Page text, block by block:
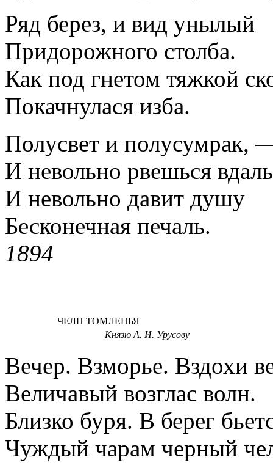
Ряд берез, и вид унылый
Придорожного столба.
Как под гнетом тяжкой
Покачнулася изба.
Полусвет и полусумрак,
И невольно рвешься
И невольно давит душу
Бесконечная печаль.
1894
ЧЕЛН ТОМЛЕНЬЯ
Князю А. И. Урусову
Вечер. Взморье. Вздохи
Величавый возглас волн.
Близко буря. В берег
Чуждый чарам черный